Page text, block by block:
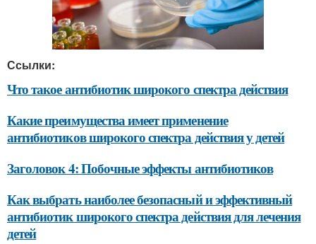
Ссылки:
Что такое антибиотик широкого спектра действия
Какие преимущества имеет применение
антибиотиков широкого спектра действия у детей
Заголовок 4: Побочные эффекты антибиотиков
Как выбрать наиболее безопасный и эффективный
антибиотик широкого спектра действия для лечения
детей